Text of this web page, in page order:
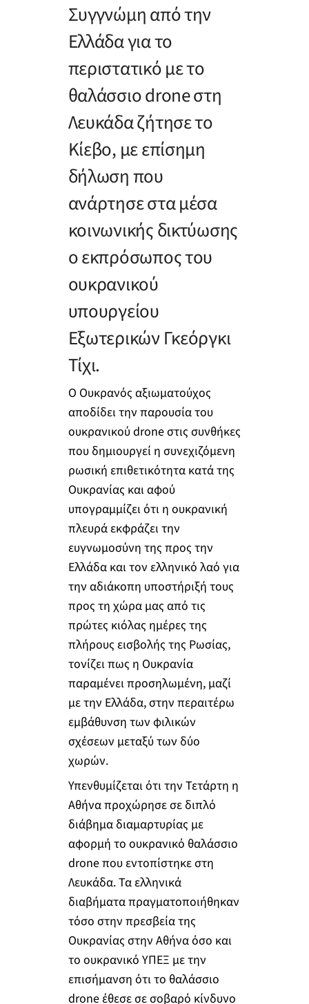
Συγγνώμη από την
Ελλάδα για το
περιστατικό με το
θαλάσσιο drone στη
Λευκάδα ζήτησε το
Κίεβο, με επίσημη
δήλωση που
ανάρτησε στα μέσα
κοινωνικής δικτύωσης
ο εκπρόσωπος του
ουκρανικού
υπουργείου
Εξωτερικών Γκεόργκι
Τίχι.
Ο Ουκρανός αξιωματούχος
αποδίδει την παρουσία του
ουκρανικού drone στις συνθήκες
που δημιουργεί η συνεχιζόμενη
ρωσική επιθετικότητα κατά της
Ουκρανίας και αφού
υπογραμμίζει ότι η ουκρανική
πλευρά εκφράζει την
ευγνωμοσύνη της προς την
Ελλάδα και τον ελληνικό λαό για
την αδιάκοπη υποστήριξή τους
προς τη χώρα μας από τις
πρώτες κιόλας ημέρες της
πλήρους εισβολής της Ρωσίας,
τονίζει πως η Ουκρανία
παραμένει προσηλωμένη, μαζί
με την Ελλάδα, στην περαιτέρω
εμβάθυνση των φιλικών
σχέσεων μεταξύ των δύο
χωρών.
Υπενθυμίζεται ότι την Τετάρτη η
Αθήνα προχώρησε σε διπλό
διάβημα διαμαρτυρίας με
αφορμή το ουκρανικό θαλάσσιο
drone που εντοπίστηκε στη
Λευκάδα. Τα ελληνικά
διαβήματα πραγματοποιήθηκαν
τόσο στην πρεσβεία της
Ουκρανίας στην Αθήνα όσο και
το ουκρανικό ΥΠΕΞ με την
επισήμανση ότι το θαλάσσιο
drone έθεσε σε σοβαρό κίνδυνο